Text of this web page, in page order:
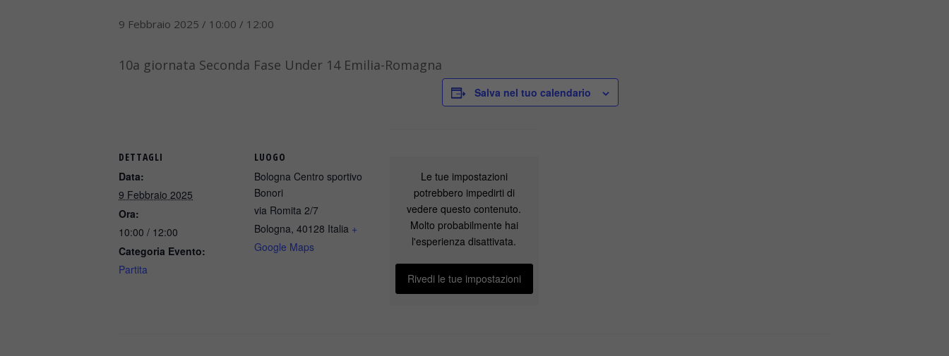
9 Febbraio 2025 / 10:00 / 12:00
10a giornata Seconda Fase Under 14 Emilia-Romagna
Salva nel tuo calendario
DETTAGLI
Data:
9 Febbraio 2025
Ora:
10:00 / 12:00
Categoria Evento:
Partita
LUOGO
Bologna Centro sportivo
Bonori
via Romita 2/7
Bologna, 40128 Italia +
Google Maps
Le tue impostazioni
potrebbero impedirti di
vedere questo contenuto.
Molto probabilmente hai
l'esperienza disattivata.
Rivedi le tue impostazioni